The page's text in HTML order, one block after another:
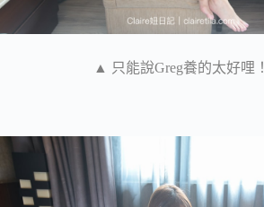
▲ 只能說Greg養的太好哩！